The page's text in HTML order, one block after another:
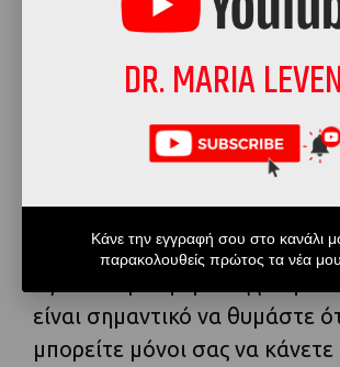
Διάγνωση και Θεραπεία μέσω
Δημιουργικής Ψυχοθεραπείας
Η Οριακή Μεταιχμιακή
είναι σημαντικό να θυμάστε
μπορείτε μόνοι σας να
DR. MARIA
Κάνε την εγγραφή σου στο κανάλι
παρακολουθείς πρώτος τα νέα